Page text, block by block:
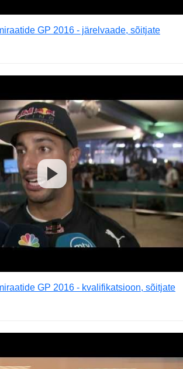
GP 2016 - järelvaade, sõitjate
GP 2016 - kvalifikatsioon, sõitjate